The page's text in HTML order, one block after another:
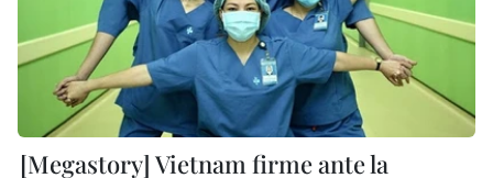
[Megastory] Vietnam firme ante la